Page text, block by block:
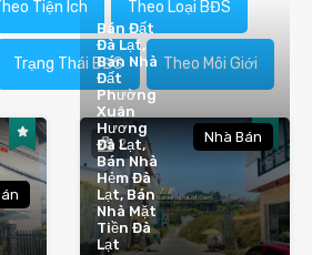
Tiện Ích Theo Loại BĐS
Trạng Thái BĐS Theo Môi Giới
2
Bán Đất
Đà Lạt,
Bán Nhà
Đất
Phường
Xuân
Hương
Đà Lạt,
Bán Nhà
Hẻm Đà
Lạt, Bán
Nhà Mặt
Tiền Đà
Lạt
Nhà Bán